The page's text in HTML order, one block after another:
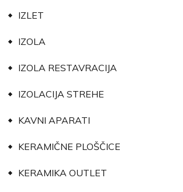
IZLET
IZOLA
IZOLA RESTAVRACIJA
IZOLACIJA STREHE
KAVNI APARATI
KERAMIČNE PLOŠČICE
KERAMIKA OUTLET